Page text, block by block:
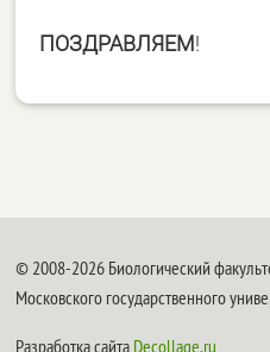
ПОЗДРАВЛЯЕМ!
© 2008-2026 Биологический
Московского государственного
Разработка сайта Decollage.ru